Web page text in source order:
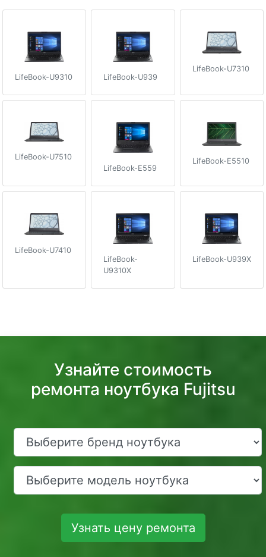
LifeBook-U9310 LifeBook-U939
LifeBook-U7310
LifeBook-U7510
LifeBook-E559
LifeBook-E5510
LifeBook-U7410
LifeBook-
U9310X
LifeBook-U939X
Узнайте стоимость
ремонта ноутбука Fujitsu
Узнать цену ремонта